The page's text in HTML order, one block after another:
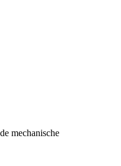
mechanische